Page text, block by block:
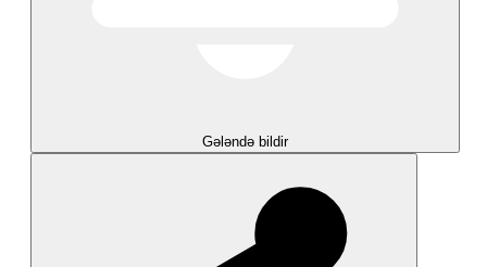
Gələndə bildir